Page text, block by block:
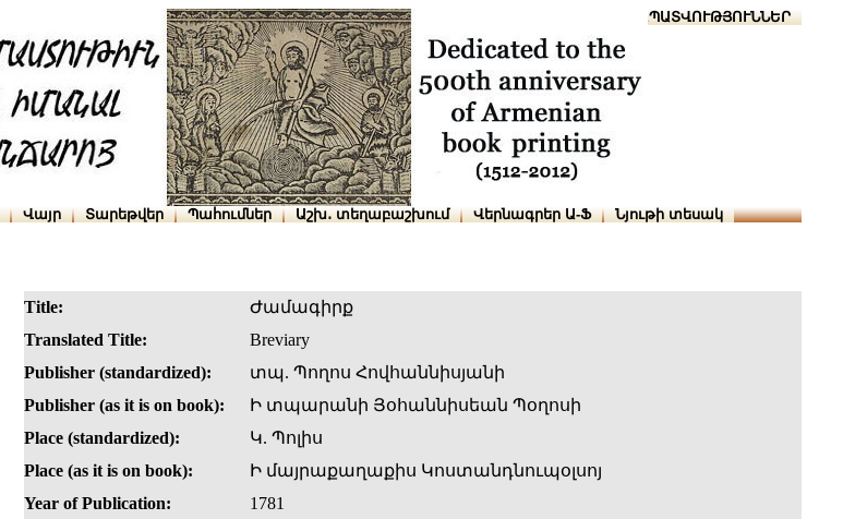
ՆԱԽԱՊԱՏՎՈՒԹՅՈՒՆՆԵՐ
Վայր Տարեթվեր Պահումներ Աշխ․ տեղաբաշխում Վերնագրեր Ա-Ֆ Նյութի տեսակ
Title:
Ժամագիրք
Translated Title:
Breviary
Publisher (standardized):
տպ. Պողոս Հովհաննիսյանի
Publisher (as it is on book):
Ի տպարանի Յօհաննիսեան Պօղոսի
Place (standardized):
Կ. Պոլիս
Place (as it is on book):
Ի մայրաքաղաքիս Կոստանդնուպօլսոյ
Year of Publication:
1781